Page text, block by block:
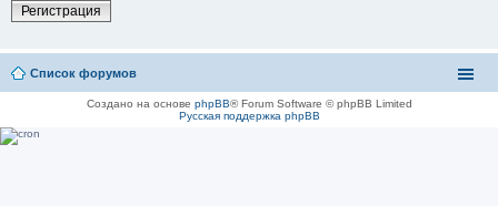
Регистрация
Список форумов
Создано на основе phpBB® Forum Software © phpBB Limited
Русская поддержка phpBB